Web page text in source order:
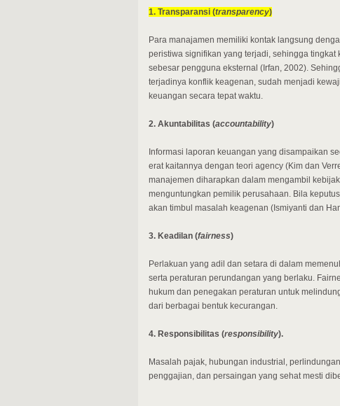
1. Transparansi (transparency)
Para manajamen memiliki kontak langsung
peristiwa signifikan yang terjadi, sehingga
sebesar pengguna eksternal (Irfan, 2002).
terjadinya konflik keagenan, sudah menjadi
keuangan secara tepat waktu.
2. Akuntabilitas (accountability)
Informasi laporan keuangan yang disampaikan
erat kaitannya dengan teori agency (Kim dan
manajemen diharapkan dalam mengambil
menguntungkan pemilik perusahaan. Bila
akan timbul masalah keagenan (Ismiyanti dan
3. Keadilan (fairness)
Perlakuan yang adil dan setara di dalam
serta peraturan perundangan yang berlaku.
hukum dan penegakan peraturan untuk
dari berbagai bentuk kecurangan.
4. Responsibilitas (responsibility).
Masalah pajak, hubungan industrial,
penggajian, dan persaingan yang sehat mesti